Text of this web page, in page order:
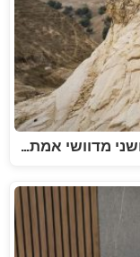
מדוושי אמת…